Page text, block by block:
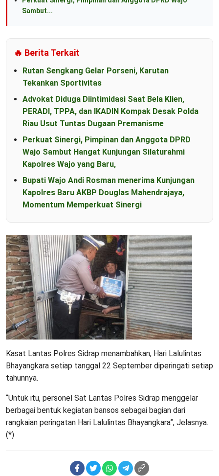
Sambut...
🔥 Berita Terkait
Rutan Sengkang Gelar Porseni, Karutan
Tekankan Sportivitas
Advokat Diduga Diintimidasi Saat Bela Klien,
PERADI, TPPA, dan IKADIN Kompak Desak Polda
Riau Usut Tuntas Dugaan Premanisme
Perkuat Sinergi, Pimpinan dan Anggota DPRD
Wajo Sambut Hangat Kunjungan Silaturahmi
Kapolres Wajo yang Baru,
Bupati Wajo Andi Rosman menerima Kunjungan
Kapolres Baru AKBP Douglas Mahendrajaya,
Momentum Memperkuat Sinergi
Kasat Lantas Polres Sidrap menambahkan, Hari Lalulintas
Bhayangkara setiap tanggal 22 September diperingati setiap
tahunnya.
“Untuk itu, personel Sat Lantas Polres Sidrap menggelar
berbagai bentuk kegiatan bansos sebagai bagian dari
rangkaian peringatan Hari Lalulintas Bhayangkara”, Jelasnya.
(*)